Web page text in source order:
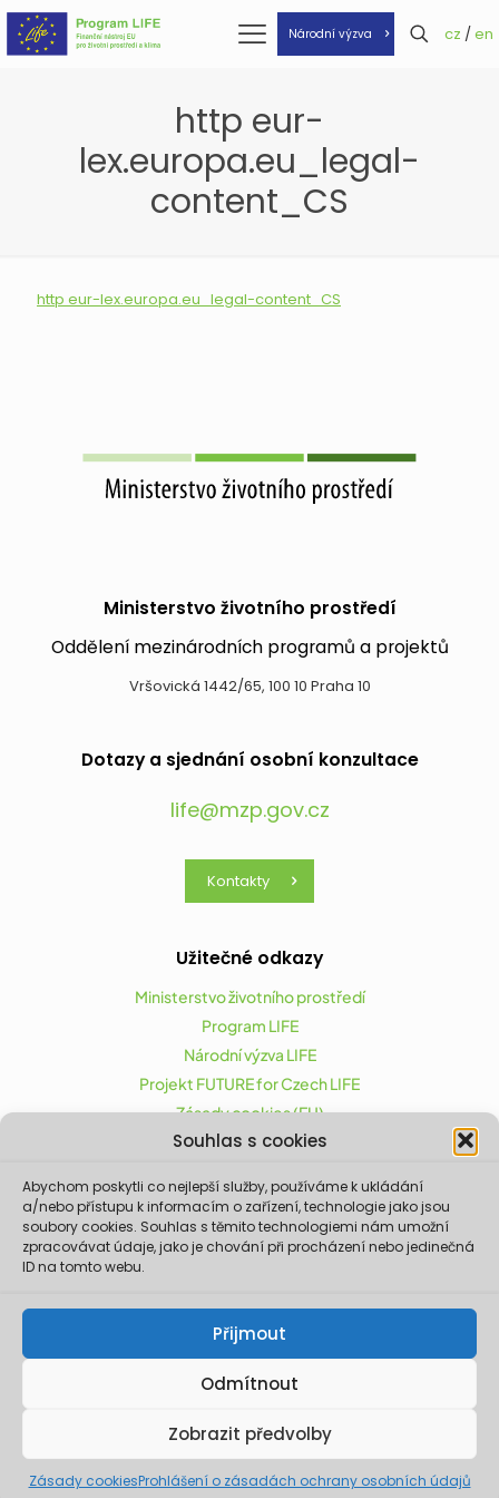
Souhlas s cookies
Abychom poskytli co nejlepší služby, používáme k ukládání
a/nebo přístupu k informacím o zařízení, technologie jako jsou
soubory cookies. Souhlas s těmito technologiemi nám umožní
zpracovávat údaje, jako je chování při procházení nebo jedinečná
ID na tomto webu.
Přijmout
Odmítnout
Zobrazit předvolby
Zásady cookiesProhlášení o zásadách ochrany osobních údajů
Národní výzva cz / en
http eur-
lex.europa.eu_legal-
content_CS
http eur-lex.europa.eu_legal-content_CS
Ministerstvo životního prostředí
Oddělení mezinárodních programů a projektů
Vršovická 1442/65, 100 10 Praha 10
Dotazy a sjednání osobní konzultace
life@mzp.gov.cz
Kontakty
Užitečné odkazy
Ministerstvo životního prostředí
Program LIFE
Národní výzva LIFE
Projekt FUTURE for Czech LIFE
Zásady cookies (EU)
Projekt FUTURE for Czech LIFE (LIFE21-CAP-CZ-LIFE
FOR CZECHIA) byl podpořen z finančního nástroje
Evropské unie LIFE.
Údaje a informace zveřejněné na těchto
Ministerstva životního prostředí a partnerů
projektu. Evropská komise není odpovědná za
jakékoliv použití informací zveřejněných na
těchto stránkách.
© 2026 Ministerstvo životního prostředí. Realizace ©